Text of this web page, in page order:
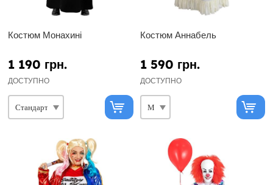
Костюм Монахині
1 190 грн.
ДОСТУПНО
Костюм Аннабель
1 590 грн.
ДОСТУПНО